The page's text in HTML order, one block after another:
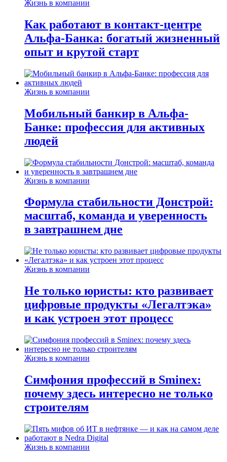
Жизнь в компании
Как работают в контакт-центре
Альфа-Банка: богатый жизненный
опыт и крутой старт
Жизнь в компании
Мобильный банкир в Альфа-
Банке: профессия для активных
людей
Жизнь в компании
Формула стабильности Донстрой:
масштаб, команда и уверенность
в завтрашнем дне
Жизнь в компании
Не только юристы: кто развивает
цифровые продукты «Легалтэка»
и как устроен этот процесс
Жизнь в компании
Симфония профессий в Sminex:
почему здесь интересно не только
строителям
Жизнь в компании